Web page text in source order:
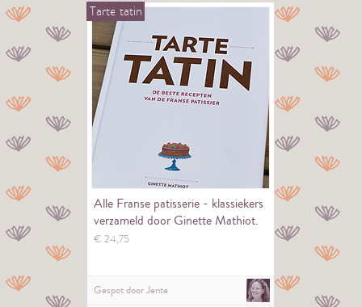
Tarte tatin
Alle Franse patisserie - klassiekers
verzameld door Ginette Mathiot.
€24,75
Gespot doorJente